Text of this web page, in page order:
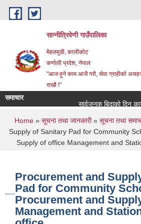
Skip to main content
सान्नीत्रिवेणी गाउँपालिका
मेहलमुडी, कालीकोट
कर्णाली प्रदेश, नेपाल
"आज हुने काम आजै गरौ, सेवा ग्राहीको
राखौ !"
समाचार
सार्वजनुक बिदाको दिन
You are here
Home » सूचना तथा जानकारी» सूचना तथा
Supply of Sanitary Pad for Community
Supply of office Management and
Procurement and
Pad for Community
Procurement and
Management and